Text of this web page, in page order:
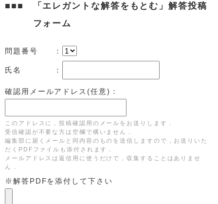
「エレガントな解答をもとむ」解答投稿
フォーム
問題番号 ：
氏名 ：
確認用メールアドレス(任意)：
このアドレスに，投稿確認用のメールをお送りします．
受信確認が不要な方は空欄で構いません．
編集部に届くメールと同内容のものを送信しますので，お送りいた
だくPDFファイルも添付されます．
メールアドレスは返信用に使うだけで，収集することはありませ
ん．
※解答PDFを添付して下さい